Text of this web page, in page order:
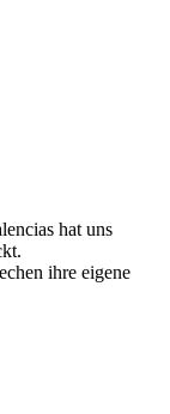
hat uns
ihre eigene